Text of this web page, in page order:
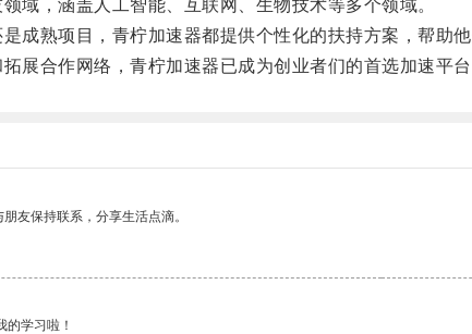
，涵盖人工智能、互联网、生物技术等多个领域。
熟项目，青柠加速器都提供个性化的扶持方案，帮助他
合作网络，青柠加速器已成为创业者们的首选加速平台
友保持联系，分享生活点滴。
的学习啦！